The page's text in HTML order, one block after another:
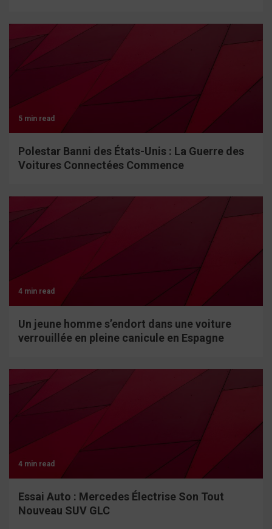
5 min read
Polestar Banni des États-Unis : La Guerre des
Voitures Connectées Commence
4 min read
Un jeune homme s’endort dans une voiture
verrouillée en pleine canicule en Espagne
4 min read
Essai Auto : Mercedes Électrise Son Tout
Nouveau SUV GLC